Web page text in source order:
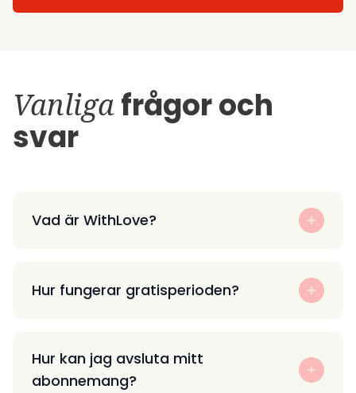
Vanligafrågor och
svar
Vad är WithLove?
Hur fungerar gratisperioden?
Hur kan jag avsluta mitt
abonnemang?